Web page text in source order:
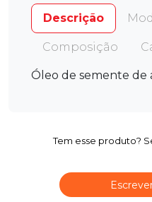
Descrição
Composição
Óleo de semente de
Tem esse produto?